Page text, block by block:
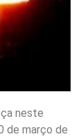
neste
de março de